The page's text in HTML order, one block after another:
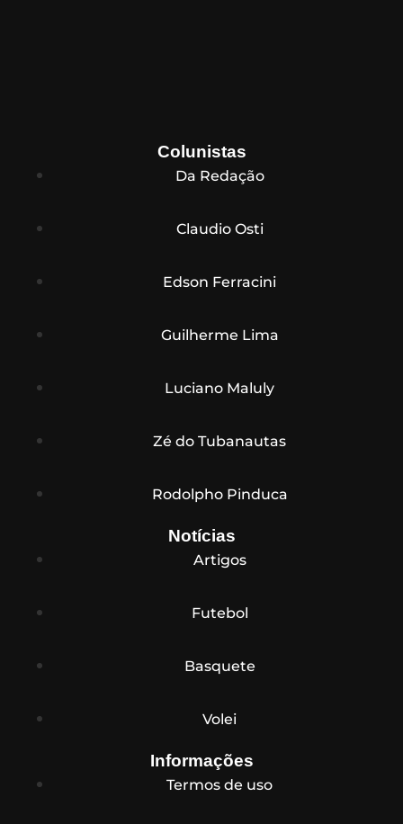
Colunistas
Da Redação
Claudio Osti
Edson Ferracini
Guilherme Lima
Luciano Maluly
Zé do Tubanautas
Rodolpho Pinduca
Notícias
Artigos
Futebol
Basquete
Volei
Informações
Termos de uso